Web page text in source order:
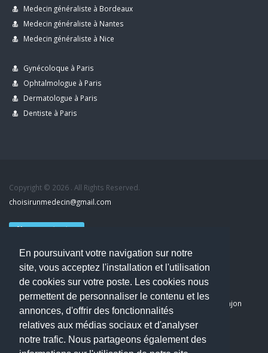
En poursuivant votre navigation sur notre
site, vous acceptez l'installation et l'utilisation
de cookies sur votre poste. Les cookies nous
permettent de personnaliser le contenu et les
annonces, d'offrir des fonctionnalités
relatives aux médias sociaux et d'analyser
notre trafic. Nous partageons également des
Medecin généraliste à Bordeaux
Medecin généraliste à Nantes
Medecin généraliste à Nice
Gynécoloque à Paris
Ophtalmologue à Paris
Dermatologue à Paris
Dentiste à Paris
Copyright © 2026 . All Rights Reserved.
choisirunmedecin@gmail.com
Nous contacter
Dernier avis : PASCAL DELCAMPE, Chirurgien maxillo-faciale à Arpajon
Mentions légales